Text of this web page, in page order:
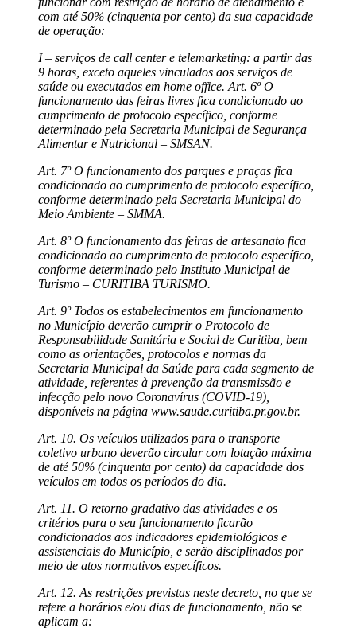
com até 50% (cinquenta por cento) da sua capacidade
de operação:
I – serviços de call center e telemarketing: a partir das
9 horas, exceto aqueles vinculados aos serviços de
saúde ou executados em home office. Art. 6º O
funcionamento das feiras livres fica condicionado ao
cumprimento de protocolo específico, conforme
determinado pela Secretaria Municipal de Segurança
Alimentar e Nutricional – SMSAN.
Art. 7º O funcionamento dos parques e praças fica
condicionado ao cumprimento de protocolo específico,
conforme determinado pela Secretaria Municipal do
Meio Ambiente – SMMA.
Art. 8º O funcionamento das feiras de artesanato fica
condicionado ao cumprimento de protocolo específico,
conforme determinado pelo Instituto Municipal de
Turismo – CURITIBA TURISMO.
Art. 9º Todos os estabelecimentos em funcionamento
no Município deverão cumprir o Protocolo de
Responsabilidade Sanitária e Social de Curitiba, bem
como as orientações, protocolos e normas da
Secretaria Municipal da Saúde para cada segmento de
atividade, referentes à prevenção da transmissão e
infecção pelo novo Coronavírus (COVID-19),
disponíveis na página www.saude.curitiba.pr.gov.br.
Art. 10. Os veículos utilizados para o transporte
coletivo urbano deverão circular com lotação máxima
de até 50% (cinquenta por cento) da capacidade dos
veículos em todos os períodos do dia.
Art. 11. O retorno gradativo das atividades e os
critérios para o seu funcionamento ficarão
condicionados aos indicadores epidemiológicos e
assistenciais do Município, e serão disciplinados por
meio de atos normativos específicos.
Art. 12. As restrições previstas neste decreto, no que se
refere a horários e/ou dias de funcionamento, não se
aplicam a: